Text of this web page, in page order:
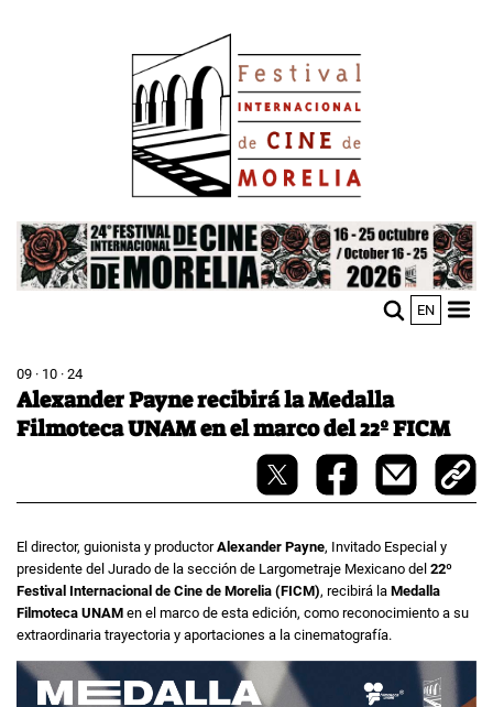
Image
EN
09 · 10 · 24
Alexander Payne recibirá la Medalla
Filmoteca UNAM en el marco del 22º FICM
El director, guionista y productorAlexander Payne, Invitado Especial y
presidente del Jurado de la sección de Largometraje Mexicano del 22º
Festival Internacional de Cine de Morelia (FICM), recibirá la Medalla
Filmoteca UNAM en el marco de esta edición, como reconocimiento a su
extraordinaria trayectoria y aportaciones a la cinematografía.